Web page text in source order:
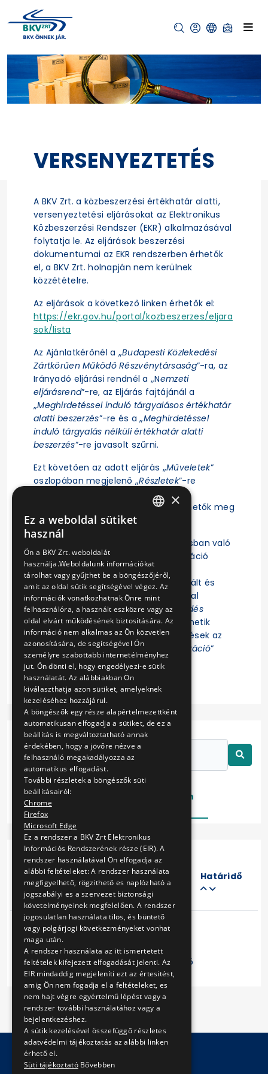
VERSENYEZTETÉS
A BKV Zrt. a közbeszerzési értékhatár alatti,
versenyeztetési eljárásokat az Elektronikus
Közbeszerzési Rendszer (EKR) alkalmazásával
folytatja le. Az eljárások beszerzési
dokumentumai az EKR rendszerben érhetők
el, a BKV Zrt. holnapján nem kerülnek
közzétételre.
Az eljárások a következő linken érhetők el:
https://ekr.gov.hu/portal/kozbeszerzes/eljara
sok/lista
Az Ajánlatkérőnél a „Budapesti Közlekedési
Zártkörűen Működő Részvénytársaság”-ra, az
Irányadó eljárási rendnél a „Nemzeti
eljárásrend”-re, az Eljárás fajtájánál a
„Meghirdetéssel induló tárgyalásos értékhatár
alatti beszerzés”-re és a „Meghirdetéssel
induló tárgyalás nélküli értékhatár alatti
beszerzés”-re javasolt szűrni.
Ezt követően az adott eljárás „Műveletek”
oszlopában megjelenő „Részletek”-re
kattintás után érhető el az eljárás
ajánlattételi felhívása, illetve tekinthetők meg
az eljárásra vonatkozó főbb adatok.
Felhívjuk a figyelmet, hogy az eljárásban való
részvételhez az EKR-be való regisztráció
szükséges! Az eljárás további
dokumentumait az EKR-ben regisztrált és
ajánlat összeállítására jogosultsággal
rendelkező Felhasználók az „Érdeklődés
jelzése” funkció indítása után tekinthetik
meg. Az eljárással kapcsolatos kérdések az
EKR-ben erre létrehozott „
Kommunikáció”
felületen tehetők fel.
Folyamatban
Cím
Eljárás
száma
Határidő
Előző 1 Következő
×
Ez a weboldal sütiket
használ
Ön a BKV Zrt. weboldalát
használja.Weboldalunk információkat
tárolhat vagy gyűjthet be a böngészőjéről,
amit az oldal sütik segítségével végez. Az
információk vonatkozhatnak Önre mint
felhasználóra, a használt eszközre vagy az
oldal elvárt működésének biztosítására. Az
információ nem alkalmas az Ön közvetlen
azonosítására, de segítségével Ön
személyre szabottabb internetélményhez
jut. Ön dönti el, hogy engedélyezi-e sütik
használatát. Az alábbiakban Ön
kiválaszthatja azon sütiket, amelyeknek
kezeléséhez hozzájárul.
A böngészők egy része alapértelmezettként
automatikusan elfogadja a sütiket, de ez a
beállítás is megváltoztatható annak
érdekében, hogy a jövőre nézve a
felhasználó megakadályozza az
automatikus elfogadást.
További részletek a böngészők süti
beállításairól:
Chrome
Firefox
Microsoft Edge
Ez a rendszer a BKV Zrt Elektronikus
Információs Rendszerének része (EIR). A
rendszer használatával Ön elfogadja az
alábbi feltételeket: A rendszer használata
megfigyelhető, rögzithető es naplózható a
jogszabályi es a szervezet biztonsági
követelményeinek megfelelően. A rendszer
jogosulatlan használata tilos, és büntető
vagy polgárjogi következményeket vonhat
maga után.
A rendszer használata az itt ismertetett
feltételek kifejezett elfogadását jelenti. Az
EIR mindaddig megjeleníti ezt az értesitést,
amig Ön nem fogadja el a feltételeket, es
nem hajt végre egyértelmű lépést vagy a
rendszer további használatához vagy a
bejelentkezéshez.
A sütik kezelésével összefüggő részletes
adatvédelmi tájékoztatás az alábbi linken
érhető el.
Süti tájékoztató Bővebben